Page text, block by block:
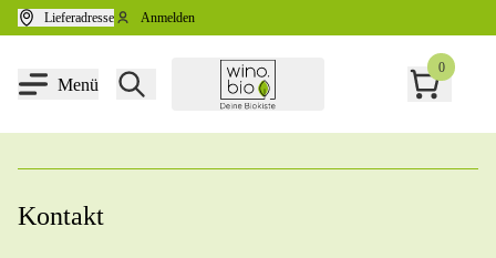
Zum Inhalt springen
Lieferadresse Anmelden
Menü
0
Kontakt